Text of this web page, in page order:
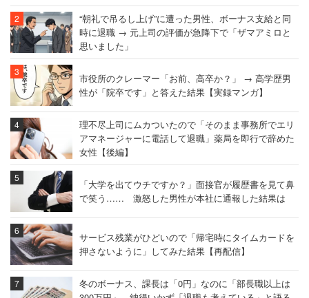
“朝礼で吊るし上げ”に遭った男性、ボーナス支給と同
時に退職 → 元上司の評価が急降下で「ザマアミロと
思いました」
市役所のクレーマー「お前、高卒か？」 → 高学歴男
性が「院卒です」と答えた結果【実録マンガ】
理不尽上司にムカついたので「そのまま事務所でエリ
アマネージャーに電話して退職」薬局を即行で辞めた
女性【後編】
「大学を出てウチですか？」面接官が履歴書を見て鼻
で笑う…… 激怒した男性が本社に通報した結果は
サービス残業がひどいので「帰宅時にタイムカードを
押さないように」してみた結果【再配信】
冬のボーナス、課長は「0円」なのに「部長職以上は